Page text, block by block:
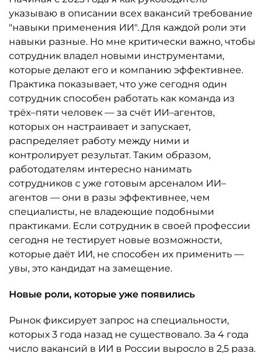
указываю в описании всех вакансий требование
"навыки применения ИИ". Для каждой роли эти
навыки разные. Но мне критически важно, чтобы
сотрудник владел новыми инструментами,
которые делают его и компанию эффективнее.
Практика показывает, что уже сегодня один
сотрудник способен работать как команда из
трёх–пяти человек — за счёт ИИ–агентов,
которых он настраивает и запускает,
распределяет работу между ними и
контролирует результат. Таким образом,
работодателям интересно нанимать
сотрудников с уже готовым арсеналом ИИ–
агентов — они в разы эффективнее, чем
специалисты, не владеющие подобными
практиками. Если сотрудник в своей профессии
сегодня не тестирует новые возможности,
которые даёт ИИ, не способен их применить —
увы, это кандидат на замещение.
Новые роли, которые уже появились
Рынок фиксирует запрос на специальности,
которых 3 года назад не существовало. За 4 года
число вакансий в ИИ в России выросло в 2,5 раза.